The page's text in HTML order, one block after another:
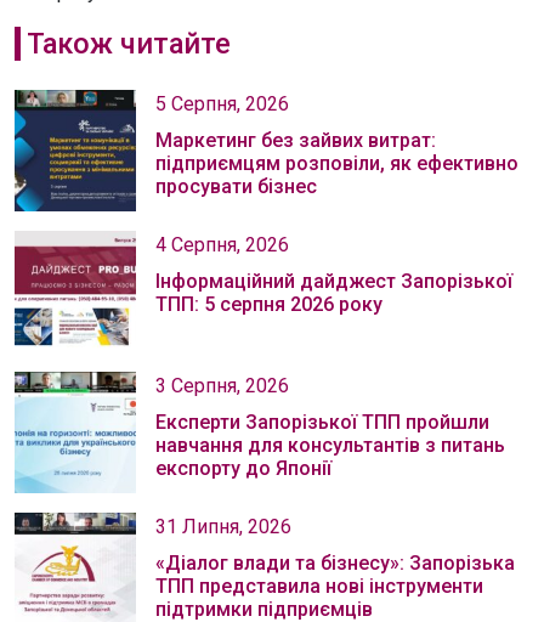
Також читайте
5 Серпня, 2026
Маркетинг без зайвих витрат:
підприємцям розповіли, як ефективно
просувати бізнес
4 Серпня, 2026
Інформаційний дайджест Запорізької
ТПП: 5 серпня 2026 року
3 Серпня, 2026
Експерти Запорізької ТПП пройшли
навчання для консультантів з питань
експорту до Японії
31 Липня, 2026
«Діалог влади та бізнесу»: Запорізька
ТПП представила нові інструменти
підтримки підприємців